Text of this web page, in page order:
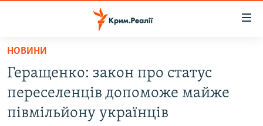
Перейти
основного
матеріалу
Перейти
до
ВОДА.КРИМ
ВІДЕО ТА ФОТО
НОВИНИ
Геращенко: закон про статус
переселенців допоможе майже
півмільйону українців